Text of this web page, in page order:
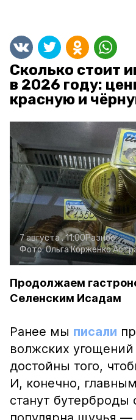
Сколько стоит
в 2026 году:
красную и
7 августа , 11:00Разное
Фото:Ольга Корженко
Продолжаем
Селенским Исадам
Ранее мы писали
волжских
достойны того,
И, конечно,
станут бутерброды